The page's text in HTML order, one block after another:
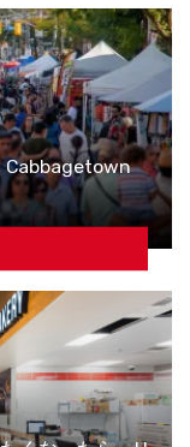
Cabbagetown